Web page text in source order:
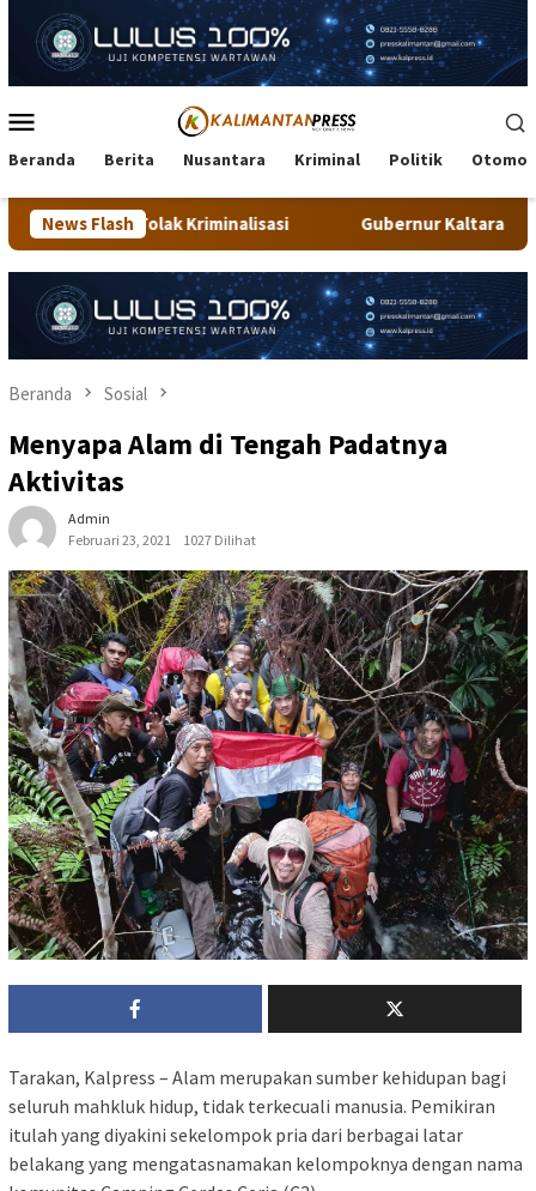
konten
Mobile
Beranda Berita Nusantara Kriminal Politik
News Flash Gubernur Kaltara Jajal Trek Menantang
Beranda Sosial
Menyapa Alam di Tengah Padatnya
Aktivitas
Admin
Februari 23, 2021
1027 Dilihat
Tarakan, Kalpress – Alam merupakan sumber kehidupan bagi
seluruh mahkluk hidup, tidak terkecuali manusia. Pemikiran
itulah yang diyakini sekelompok pria dari berbagai latar
belakang yang mengatasnamakan kelompoknya dengan nama